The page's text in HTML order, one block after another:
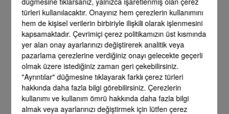
türleri kullanılacaktır. Onayınız hem çerezlerin kullanımını
hem de kişisel verilerin birbiriyle ilişkili olarak işlenmesini
kapsamaktadır. Çevrimiçi çerez politikamızın üst kısmında
yer alan onay ayarlarınızı değiştirerek analitik veya
pazarlama çerezlerine verdiğiniz onayı gelecekte geçerli
olmak üzere istediğiniz zaman geri çekebilirsiniz.
"Ayrıntılar" düğmesine tıklayarak farklı çerez türleri
hakkında daha fazla bilgi görebilirsiniz. Çerezlerin
kullanımı ve kullanım ömrü hakkında daha fazla bilgi
almak veya ayarlarınızı değiştirmek için lütfen çerez